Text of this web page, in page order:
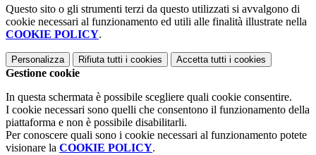
Questo sito o gli strumenti terzi da questo utilizzati si avvalgono di
cookie necessari al funzionamento ed utili alle finalità illustrate nella
COOKIE POLICY.
Personalizza Rifiuta tutti i cookies Accetta tutti i cookies
Gestione cookie
In questa schermata è possibile scegliere quali cookie consentire.
I cookie necessari sono quelli che consentono il funzionamento della
piattaforma e non è possibile disabilitarli.
Per conoscere quali sono i cookie necessari al funzionamento potete
visionare la COOKIE POLICY.